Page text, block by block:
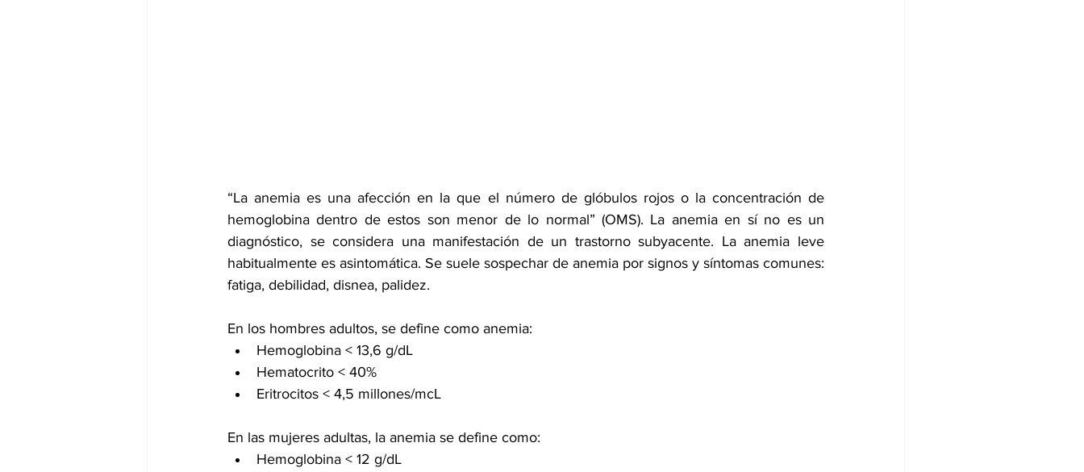
“La anemia es una afección en la que el número de glóbulos rojos o la concentración de
hemoglobina dentro de estos son menor de lo normal” (OMS). La anemia en sí no es un
diagnóstico, se considera una manifestación de un trastorno subyacente. La anemia leve
habitualmente es asintomática. Se suele sospechar de anemia por signos y síntomas comunes:
fatiga, debilidad, disnea, palidez.
En los hombres adultos, se define como anemia:
Hemoglobina < 13,6 g/dL
Hematocrito < 40%
Eritrocitos < 4,5 millones/mcL
En las mujeres adultas, la anemia se define como:
Hemoglobina < 12 g/dL